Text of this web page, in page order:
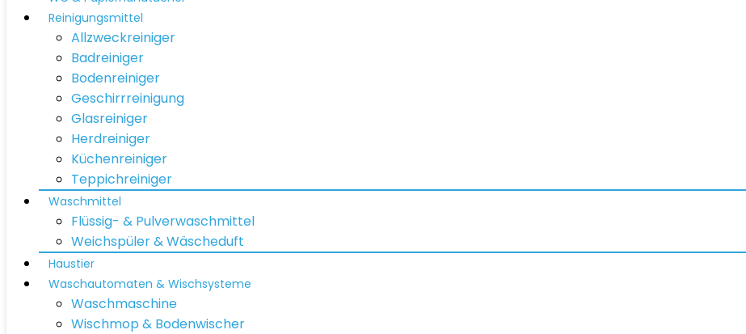
Reinigungsmittel
Allzweckreiniger
Badreiniger
Bodenreiniger
Geschirrreinigung
Glasreiniger
Herdreiniger
Küchenreiniger
Teppichreiniger
Waschmittel
Flüssig- & Pulverwaschmittel
Weichspüler & Wäscheduft
Haustier
Waschautomaten & Wischsysteme
Waschmaschine
Wischmop & Bodenwischer